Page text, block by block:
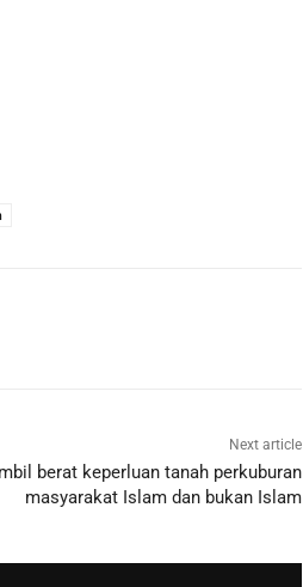
Next article
berat keperluan tanah perkuburan
masyarakat Islam dan bukan Islam